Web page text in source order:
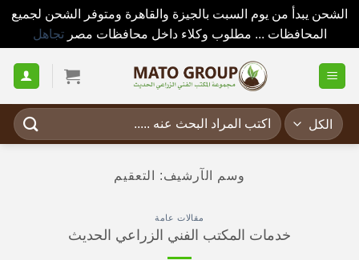
الشحن يبدأ من يوم السبت بالجيزة والقاهرة ومتوفر الشحن لجميع
المحافظات ... مطلوب وكلاء داخل محافظات مصرتجاهل
للمحتوى
البحث
عن:
وسم الآرشيف: التعقيم
مقالات عامة
خدمات المكتب الفني الزراعي الحديث